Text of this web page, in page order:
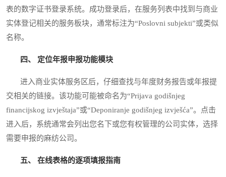
表的数字证书登录系统。成功登录后，在服务列表中找到与商业
实体登记相关的服务板块，通常标注为“Poslovni subjekti”或类似
名称。
四、 定位年报申报功能模块
进入商业实体服务区后，仔细查找与年度财务报告或年报提
交相关的链接。该功能可能被命名为“Prijava godišnjeg
financijskog izvještaja”或“Deponiranje godišnjeg izvješća”。点击
进入后，系统通常会列出您名下或您有权管理的公司实体，选择
需要申报的麻纺公司。
五、 在线表格的逐项填报指南